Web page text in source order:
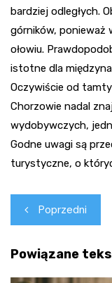
bardziej odległych.
górników, ponieważ
ołowiu.
istotne dla
Oczywiście od
Chorzowie nadal
wydobywczych,
Godne uwagi są
turystyczne, o
Nawigacja
wpisu
Poprzedni
Powiązane